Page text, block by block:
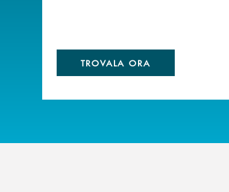
TROVALA ORA